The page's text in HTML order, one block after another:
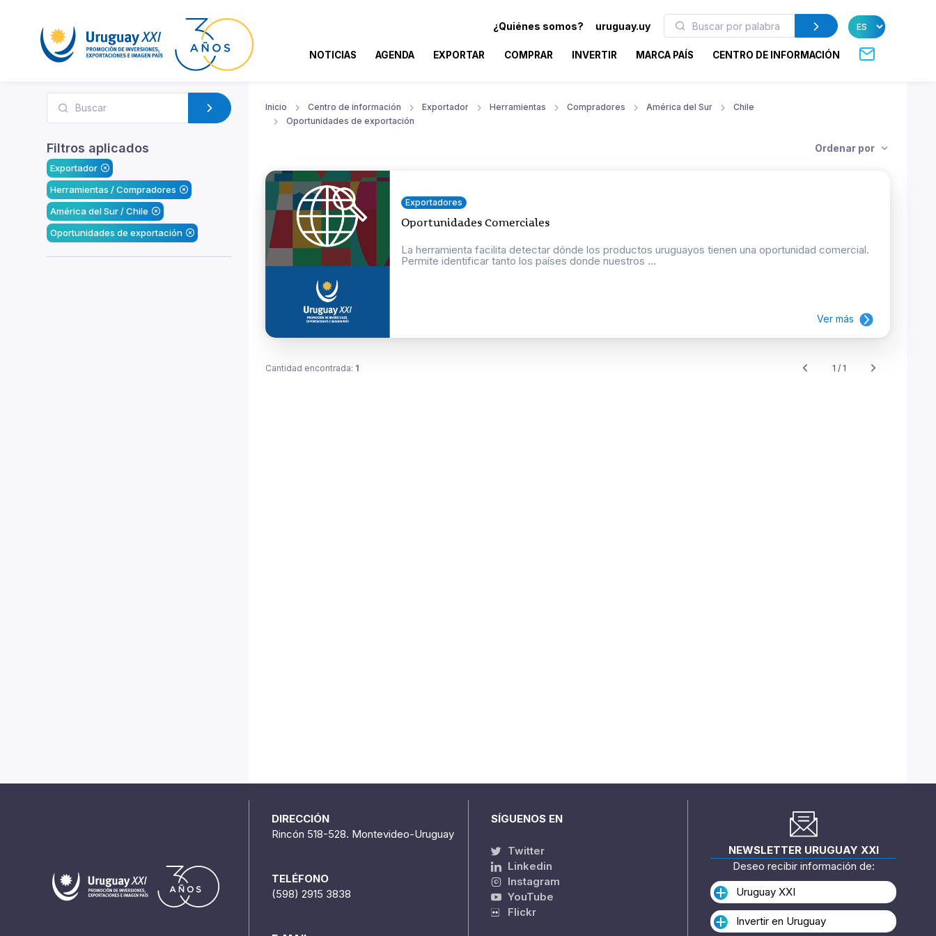
¿Quiénes somos? uruguay.uy
NOTICIAS AGENDA EXPORTAR COMPRAR INVERTIR MARCA PAÍS CENTRO DE INFORMACIÓN
Filtros aplicados
Exportador
Herramientas / Compradores
América del Sur / Chile
Oportunidades de exportación
Inicio Centro de información Exportador Herramientas Compradores América del Sur
Chile
Oportunidades de exportación
Ordenar por
Exportadores
Oportunidades Comerciales
La herramienta facilita detectar dónde los productos uruguayos tienen una oportunidad comercial.
Permite identificar tanto los países donde nuestros ...
Ver más
Cantidad encontrada: 1 1 / 1
DIRECCIÓN
Rincón 518-528. Montevideo-Uruguay
TELÉFONO
(598) 2915 3838
SÍGUENOS EN
Twitter
Linkedin
Instagram
YouTube
Flickr
NEWSLETTER URUGUAY XXI
Deseo recibir información de:
Uruguay XXI
Invertir en Uruguay